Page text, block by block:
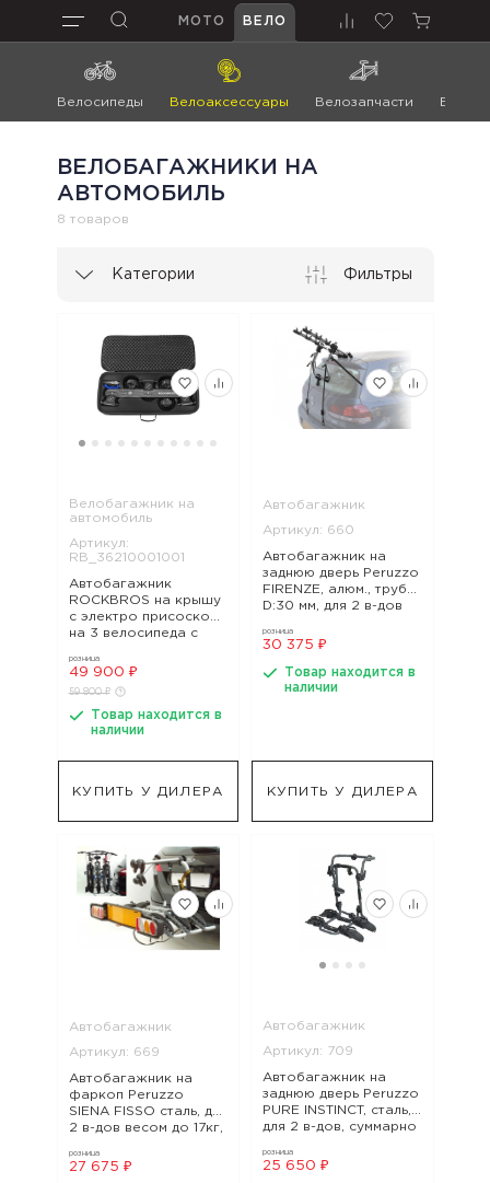
МОТО ВЕЛО
Велосипеды Велоаксессуары Велозапчасти
ВЕЛОБАГАЖНИКИ НА
АВТОМОБИЛЬ
8 товаров
Категории Фильтры
Велобагажник на
автомобиль
Артикул:
RB_36210001001
Автобагажник
ROCKBROS на крышу
с электро присоской,
на 3 велосипеда с
RB_36210001001
розница
49 900 ₽
59 800 ₽
Товар находится в
наличии
КУПИТЬ У ДИЛЕРА
Автобагажник
Артикул: 660
Автобагажник на
заднюю дверь Peruzzo
FIRENZE, алюм., труба
D:30 мм, для 2 в-дов
арт. 660
розница
30 375 ₽
Товар находится в
наличии
КУПИТЬ У ДИЛЕРА
Автобагажник
Артикул: 669
Автобагажник на
фаркоп Peruzzo
SIENA FISSO сталь, для
2 в-дов весом до 17кг,
велосипеда: ко, арт.
розница
27 675 ₽
Автобагажник
Артикул: 709
Автобагажник на
заднюю дверь Peruzzo
PURE INSTINCT, сталь,
для 2 в-дов, суммарно
арт. 709
розница
25 650 ₽